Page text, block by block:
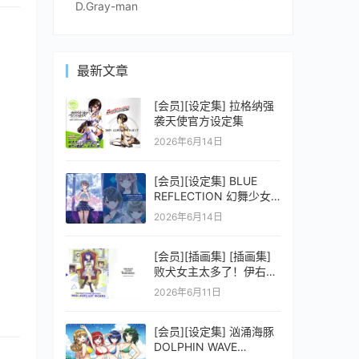
D.Gray-man
最新文章
[会员][设定集] 拉格纳强
袭天使官方设定集
2026年6月14日
[会员][设定集] BLUE
REFLECTION 幻舞少女
之剑公式ビジュアルコレ
2026年6月14日
[会员][插画集] [插画集]
败犬女主太多了！伊右群
ARTWORKS
2026年6月11日
[会员][设定集] 汹涌海豚
DOLPHIN WAVE